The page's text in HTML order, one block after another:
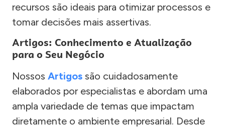
recursos são ideais para otimizar processos e
tomar decisões mais assertivas.
Artigos: Conhecimento e Atualização
para o Seu Negócio
Nossos Artigos são cuidadosamente
elaborados por especialistas e abordam uma
ampla variedade de temas que impactam
diretamente o ambiente empresarial. Desde